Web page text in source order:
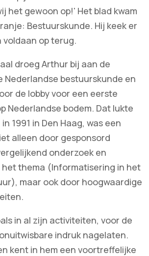
het gewoon op!' Het blad kwam
Bestuurskunde. Hij keek er
op terug.
droeg Arthur bij aan de
Nederlandse bestuurskunde en
de lobby voor een eerste
Nederlandse bodem. Dat lukte
1991 in Den Haag, was een
alleen door gesponsord
onderzoek en
het thema (Informatisering in het
maar ook door hoogwaardige
in al zijn activiteiten, voor de
indruk nagelaten.
kent in hem een voortreffelijke